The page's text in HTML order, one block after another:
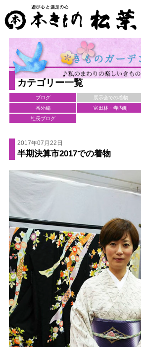
カテゴリー一覧
ブログ 展示会での着物
番外編
富田林・寺内町
社長ブログ
2017年07月22日
半期決算市2017での着物